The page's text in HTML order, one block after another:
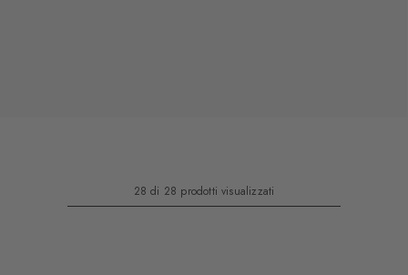
28 di 28 prodotti visualizzati